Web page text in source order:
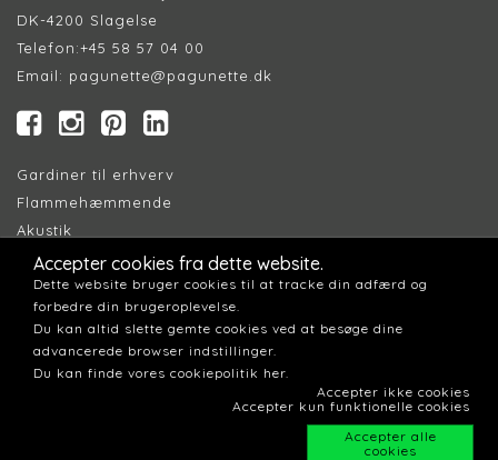
DK-4200 Slagelse
Telefon:+45 58 57 04 00
Email: pagunette@pagunette.dk
Gardiner til erhverv
Flammehæmmende
Akustik
Find Forhandler
Cookiepolitik
Accepter cookies fra dette website.
Dette website bruger cookies til at tracke din adfærd og
forbedre din brugeroplevelse.
Du kan altid slette gemte cookies ved at besøge dine
advancerede browser indstillinger.
Du kan finde vores cookiepolitik her.
Accepter ikke cookies
Accepter kun funktionelle cookies
Accepter alle
cookies